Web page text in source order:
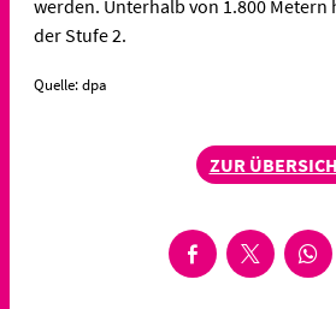
werden. Unterhalb von 1.800 Metern
der Stufe 2.
Quelle: dpa
ZUR